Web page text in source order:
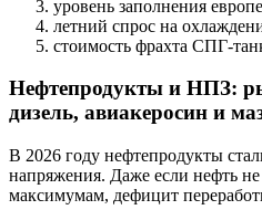
уровень заполнения
летний спрос на
стоимость фрахта СПГ-
Нефтепродукты и НПЗ:
дизель, авиакеросин и
В 2026 году нефтепродукты
напряжения. Даже если нефть
максимумам, дефицит